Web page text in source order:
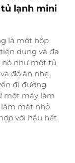
lạnh mini
là một hộp
dụng và đa
nó như một tủ
đồ ăn nhẹ
đi đường
một máy làm
mát nhỏ
với hầu hết